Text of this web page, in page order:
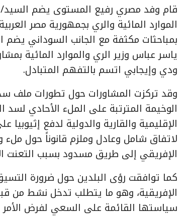
قام وفد مصري رفيع المستوى يضم السيد/
بمباحثات مكثفة مع الجانب السوداني يضم
ياسر عباس وزير الري والموارد المائية
ودي وإيجابي اتسم بالتفهم المتبادل.
وقد تركزت المشاورات حول تطورات ملف سد
الوخيمة المترتبة على الملء الأحادي
الإقليمية والقارية والدولية لدفع
لاتفاق شامل وعادل وملزم قانوناً حول
الإفريقي إلى طريق مسدود بسبب التعنت
كما توافقت رؤى البلدين حول ضرورة
الإفريقية، وهو ما يتطلب تدخل نشط من
سياستها القائمة على السعي لفرض الأمر